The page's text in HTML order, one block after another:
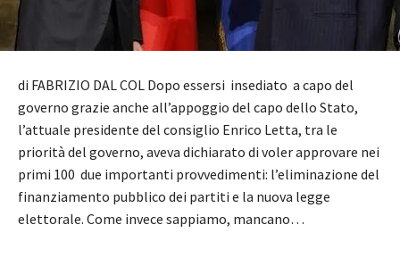
di FABRIZIO DAL COL Dopo essersi insediato a capo del
governo grazie anche all’appoggio del capo dello Stato,
l’attuale presidente del consiglio Enrico Letta, tra le
priorità del governo, aveva dichiarato di voler approvare nei
primi 100 due importanti provvedimenti: l’eliminazione del
finanziamento pubblico dei partiti e la nuova legge
elettorale. Come invece sappiamo, mancano…